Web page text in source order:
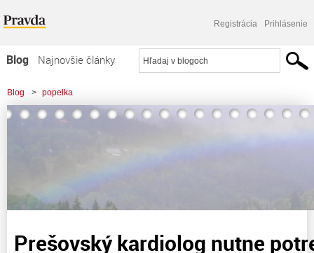
Registrácia Prihlásenie
Blog
Najnovšie články
Najčítanejšie články
Najkomentovanejšie články
Blog > popelka
Prešovský kardiolog nutne